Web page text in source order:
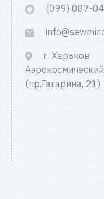
(099) 087-
г. Харьков
(пр.Гагарина, 21)